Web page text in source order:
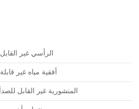
الرأسي غير
أفقية مياه غير
المنشورية غير القابل